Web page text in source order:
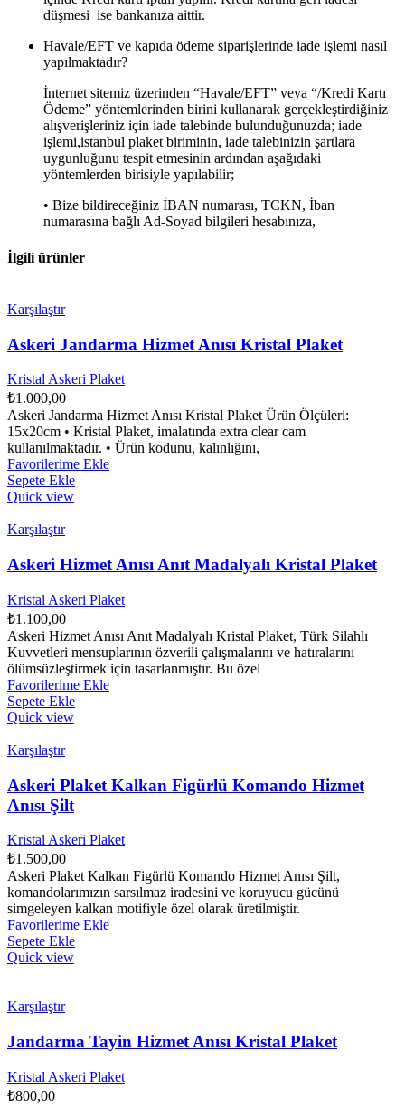
düşmesi ise bankanıza aittir.
Havale/EFT ve kapıda ödeme siparişlerinde iade işlemi nasıl
yapılmaktadır?
İnternet sitemiz üzerinden “Havale/EFT” veya “/Kredi Kartı
Ödeme” yöntemlerinden birini kullanarak gerçekleştirdiğiniz
alışverişleriniz için iade talebinde bulunduğunuzda; iade
işlemi,istanbul plaket biriminin, iade talebinizin şartlara
uygunluğunu tespit etmesinin ardından aşağıdaki
yöntemlerden birisiyle yapılabilir;
• Bize bildireceğiniz İBAN numarası, TCKN, İban
numarasına bağlı Ad-Soyad bilgileri hesabınıza,
İlgili ürünler
Karşılaştır
Askeri Jandarma Hizmet Anısı Kristal Plaket
Kristal Askeri Plaket
₺1.000,00
Askeri Jandarma Hizmet Anısı Kristal Plaket Ürün Ölçüleri:
15x20cm • Kristal Plaket, imalatında extra clear cam
kullanılmaktadır. • Ürün kodunu, kalınlığını,
Favorilerime Ekle
Sepete Ekle
Quick view
Karşılaştır
Askeri Hizmet Anısı Anıt Madalyalı Kristal Plaket
Kristal Askeri Plaket
₺1.100,00
Askeri Hizmet Anısı Anıt Madalyalı Kristal Plaket, Türk Silahlı
Kuvvetleri mensuplarının özverili çalışmalarını ve hatıralarını
ölümsüzleştirmek için tasarlanmıştır. Bu özel
Favorilerime Ekle
Sepete Ekle
Quick view
Karşılaştır
Askeri Plaket Kalkan Figürlü Komando Hizmet
Anısı Şilt
Kristal Askeri Plaket
₺1.500,00
Askeri Plaket Kalkan Figürlü Komando Hizmet Anısı Şilt,
komandolarımızın sarsılmaz iradesini ve koruyucu gücünü
simgeleyen kalkan motifiyle özel olarak üretilmiştir.
Favorilerime Ekle
Sepete Ekle
Quick view
Karşılaştır
Jandarma Tayin Hizmet Anısı Kristal Plaket
Kristal Askeri Plaket
₺800,00